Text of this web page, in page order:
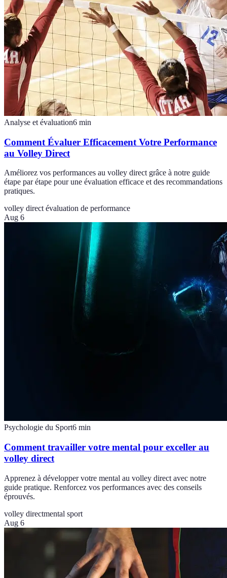
Analyse et évaluation6 min
Comment Évaluer Efficacement Votre Performance
au Volley Direct
Améliorez vos performances au volley direct grâce à notre guide
étape par étape pour une évaluation efficace et des recommandations
pratiques.
volley direct évaluation de performance
Aug 6
Psychologie du Sport6 min
Comment travailler votre mental pour exceller au
volley direct
Apprenez à développer votre mental au volley direct avec notre
guide pratique. Renforcez vos performances avec des conseils
éprouvés.
volley directmental sport
Aug 6